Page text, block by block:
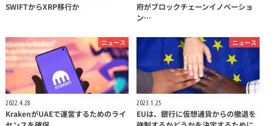
SWIFTからXRP移行か
府がブロックチェーンイノベーショ
ン…
ニュース
2022.4.28
KrakenがUAEで運営するためのライ
ニュース
2023.1.25
EUは、銀行に仮想通貨からの撤退を